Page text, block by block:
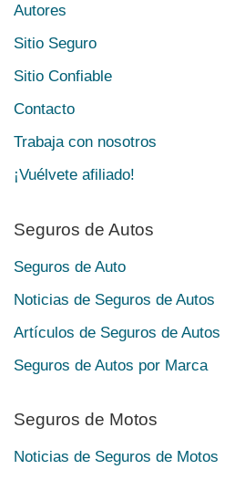
Autores
Sitio Seguro
Sitio Confiable
Contacto
Trabaja con nosotros
¡Vuélvete afiliado!
Seguros de Autos
Seguros de Auto
Noticias de Seguros de Autos
Artículos de Seguros de Autos
Seguros de Autos por Marca
Seguros de Motos
Noticias de Seguros de Motos